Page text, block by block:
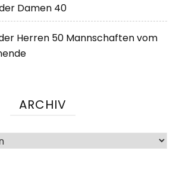
Damen 40
Herren 50 Mannschaften vom
ARCHIV